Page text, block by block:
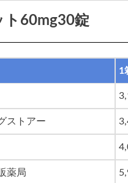
ト60mg30錠
1
ストアー
薬局